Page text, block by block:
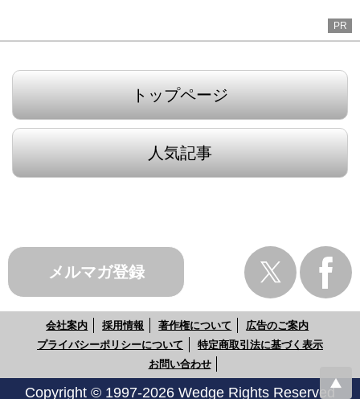
PR
トップページ
人気記事
メルマガ登録
会社案内 採用情報 著作権について
広告のご案内
プライバシーポリシーについて
特定商取引法に基づく表示
お問い合わせ
Copyright © 1997-2026 Wedge Rights Reserved